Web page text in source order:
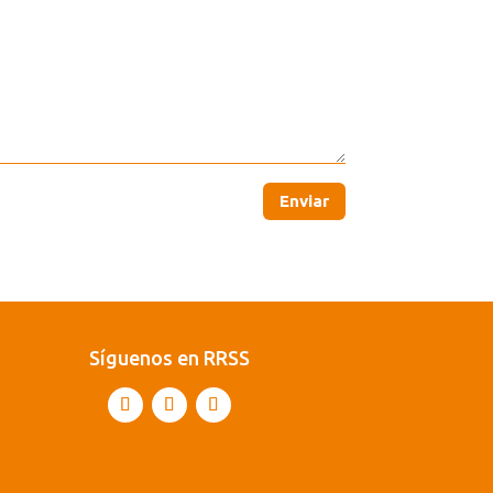
Enviar
Síguenos en RRSS